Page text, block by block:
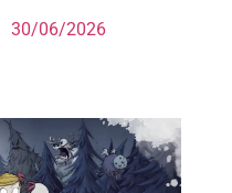
30/06/2026